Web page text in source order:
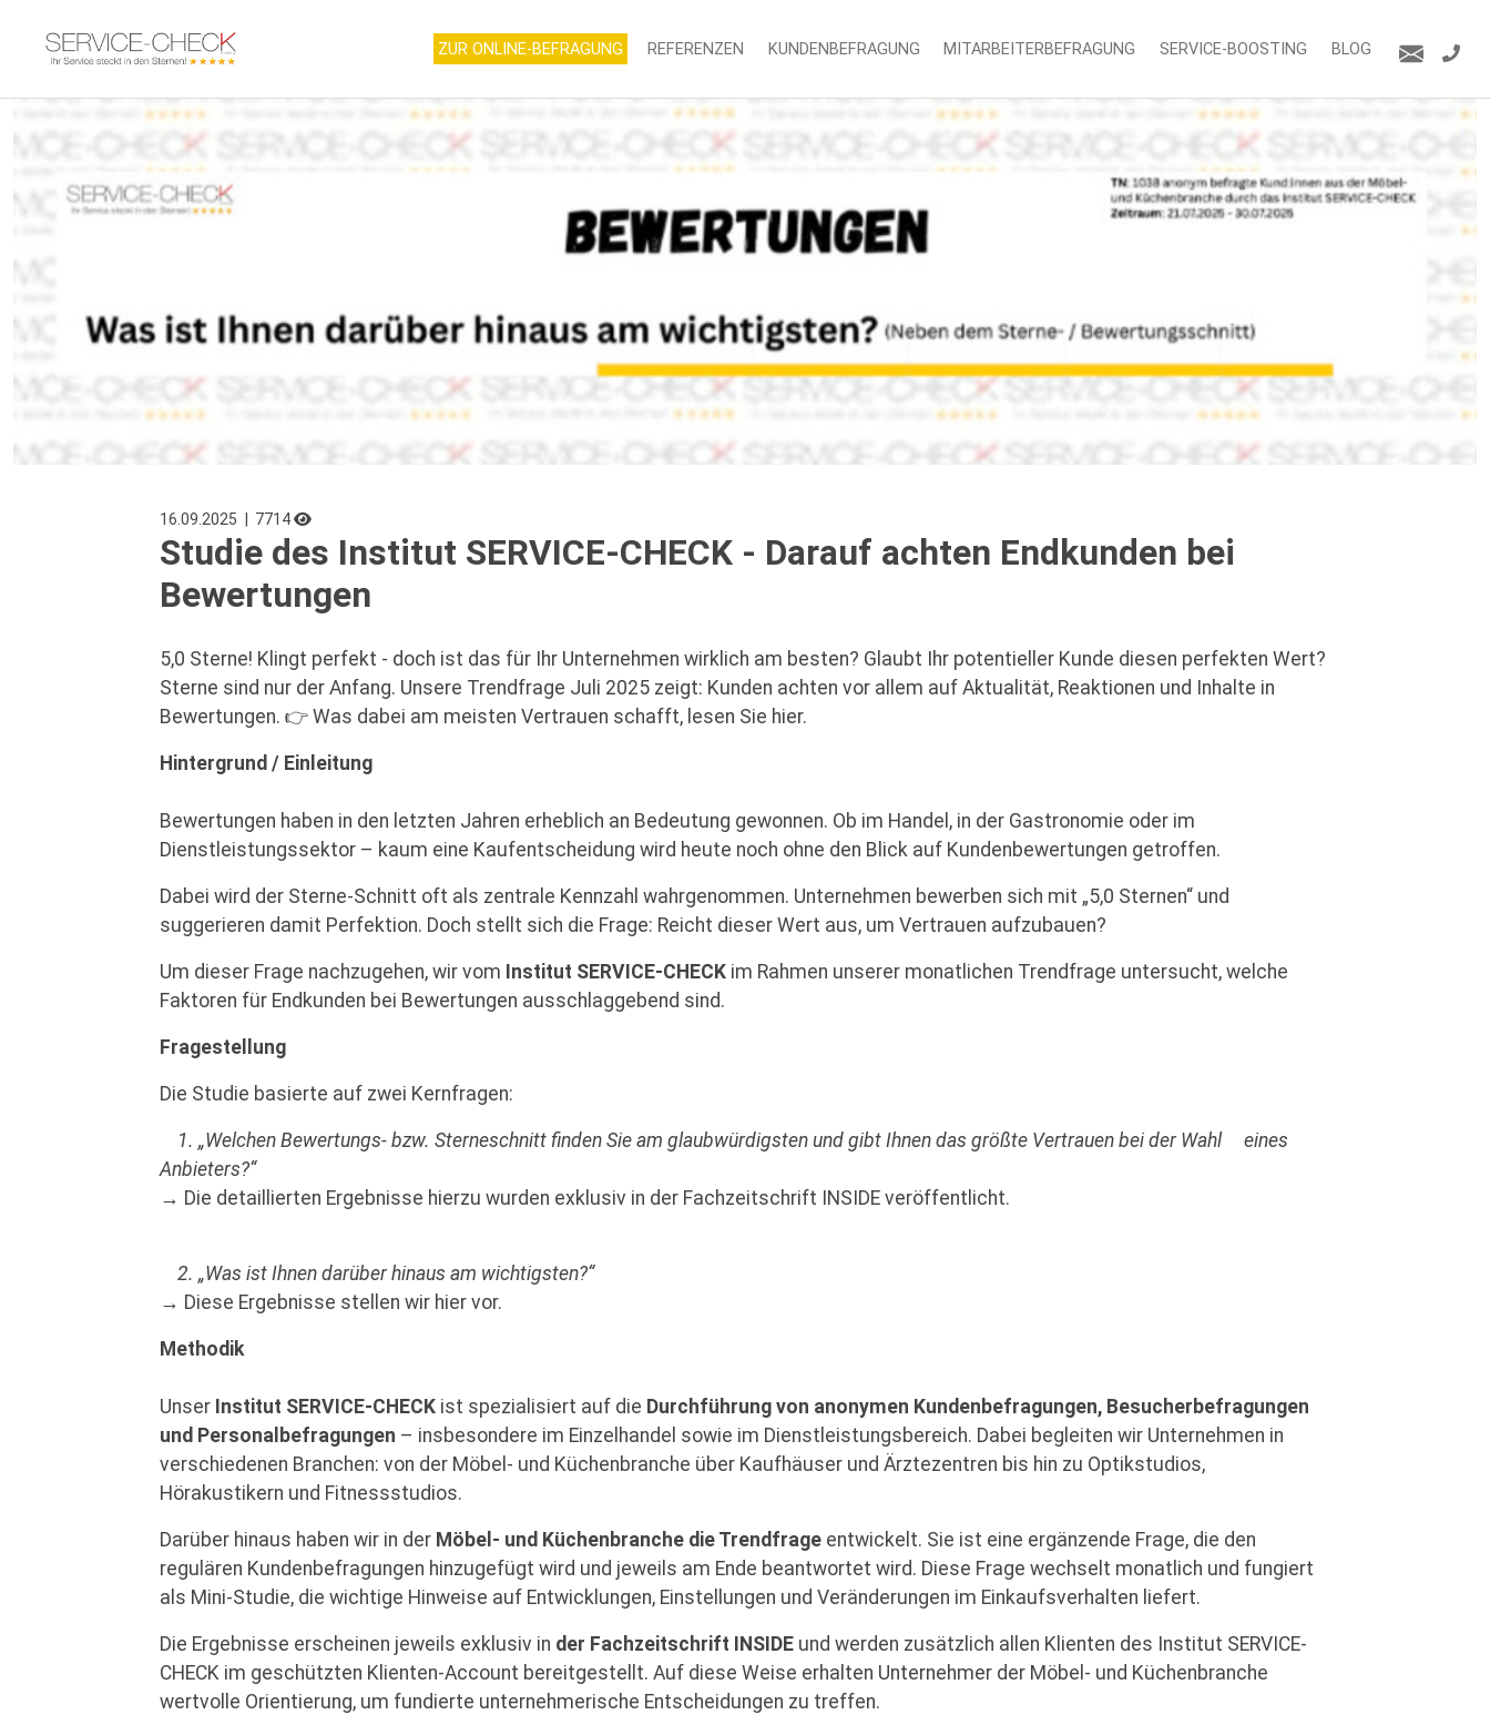
ZUR ONLINE-BEFRAGUNG REFERENZEN KUNDENBEFRAGUNG MITARBEITERBEFRAGUNG SERVICE-BOOSTING BLOG
16.09.2025 | 7714
Studie des Institut SERVICE-CHECK - Darauf achten Endkunden bei
Bewertungen
5,0 Sterne! Klingt perfekt - doch ist das für Ihr Unternehmen wirklich am besten? Glaubt Ihr potentieller Kunde diesen perfekten Wert?
Sterne sind nur der Anfang. Unsere Trendfrage Juli 2025 zeigt: Kunden achten vor allem auf Aktualität, Reaktionen und Inhalte in
Bewertungen. 👉 Was dabei am meisten Vertrauen schafft, lesen Sie hier.
Hintergrund / Einleitung
Bewertungen haben in den letzten Jahren erheblich an Bedeutung gewonnen. Ob im Handel, in der Gastronomie oder im
Dienstleistungssektor – kaum eine Kaufentscheidung wird heute noch ohne den Blick auf Kundenbewertungen getroffen.
Dabei wird der Sterne-Schnitt oft als zentrale Kennzahl wahrgenommen. Unternehmen bewerben sich mit „5,0 Sternen“ und
suggerieren damit Perfektion. Doch stellt sich die Frage: Reicht dieser Wert aus, um Vertrauen aufzubauen?
Um dieser Frage nachzugehen, wir vom Institut SERVICE-CHECK im Rahmen unserer monatlichen Trendfrage untersucht, welche
Faktoren für Endkunden bei Bewertungen ausschlaggebend sind.
Fragestellung
Die Studie basierte auf zwei Kernfragen:
1. „Welchen Bewertungs- bzw. Sterneschnitt finden Sie am glaubwürdigsten und gibt Ihnen das größte Vertrauen bei der Wahl
eines
Anbieters?“
→ Die detaillierten Ergebnisse hierzu wurden exklusiv in der Fachzeitschrift INSIDE veröffentlicht.
2. „Was ist Ihnen darüber hinaus am wichtigsten?“
→ Diese Ergebnisse stellen wir hier vor.
Methodik
Unser Institut SERVICE-CHECK ist spezialisiert auf die Durchführung von anonymen Kundenbefragungen, Besucherbefragungen
und Personalbefragungen – insbesondere im Einzelhandel sowie im Dienstleistungsbereich. Dabei begleiten wir Unternehmen in
verschiedenen Branchen: von der Möbel- und Küchenbranche über Kaufhäuser und Ärztezentren bis hin zu Optikstudios,
Hörakustikern und Fitnessstudios.
Darüber hinaus haben wir in der Möbel- und Küchenbranche die Trendfrage entwickelt. Sie ist eine ergänzende Frage, die den
regulären Kundenbefragungen hinzugefügt wird und jeweils am Ende beantwortet wird. Diese Frage wechselt monatlich und fungiert
als Mini-Studie, die wichtige Hinweise auf Entwicklungen, Einstellungen und Veränderungen im Einkaufsverhalten liefert.
Die Ergebnisse erscheinen jeweils exklusiv in der Fachzeitschrift INSIDE und werden zusätzlich allen Klienten des Institut SERVICE-
CHECK im geschützten Klienten-Account bereitgestellt. Auf diese Weise erhalten Unternehmer der Möbel- und Küchenbranche
wertvolle Orientierung, um fundierte unternehmerische Entscheidungen zu treffen.